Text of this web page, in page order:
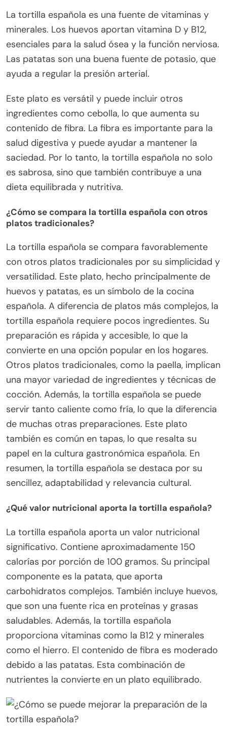
La tortilla española es una fuente de vitaminas y
minerales. Los huevos aportan vitamina D y B12,
esenciales para la salud ósea y la función nerviosa.
Las patatas son una buena fuente de potasio, que
ayuda a regular la presión arterial.
Este plato es versátil y puede incluir otros
ingredientes como cebolla, lo que aumenta su
contenido de fibra. La fibra es importante para la
salud digestiva y puede ayudar a mantener la
saciedad. Por lo tanto, la tortilla española no solo
es sabrosa, sino que también contribuye a una
dieta equilibrada y nutritiva.
¿Cómo se compara la tortilla española con otros
platos tradicionales?
La tortilla española se compara favorablemente
con otros platos tradicionales por su simplicidad y
versatilidad. Este plato, hecho principalmente de
huevos y patatas, es un símbolo de la cocina
española. A diferencia de platos más complejos, la
tortilla española requiere pocos ingredientes. Su
preparación es rápida y accesible, lo que la
convierte en una opción popular en los hogares.
Otros platos tradicionales, como la paella, implican
una mayor variedad de ingredientes y técnicas de
cocción. Además, la tortilla española se puede
servir tanto caliente como fría, lo que la diferencia
de muchas otras preparaciones. Este plato
también es común en tapas, lo que resalta su
papel en la cultura gastronómica española. En
resumen, la tortilla española se destaca por su
sencillez, adaptabilidad y relevancia cultural.
¿Qué valor nutricional aporta la tortilla española?
La tortilla española aporta un valor nutricional
significativo. Contiene aproximadamente 150
calorías por porción de 100 gramos. Su principal
componente es la patata, que aporta
carbohidratos complejos. También incluye huevos,
que son una fuente rica en proteínas y grasas
saludables. Además, la tortilla española
proporciona vitaminas como la B12 y minerales
como el hierro. El contenido de fibra es moderado
debido a las patatas. Esta combinación de
nutrientes la convierte en un plato equilibrado.